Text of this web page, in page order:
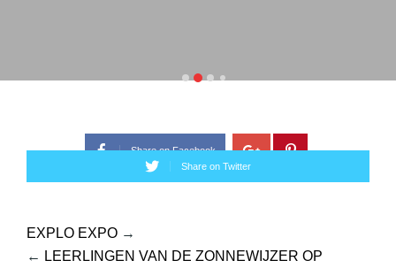
Share on Facebook
Share on Twitter
EXPLO EXPO →
← LEERLINGEN VAN DE ZONNEWIJZER OP